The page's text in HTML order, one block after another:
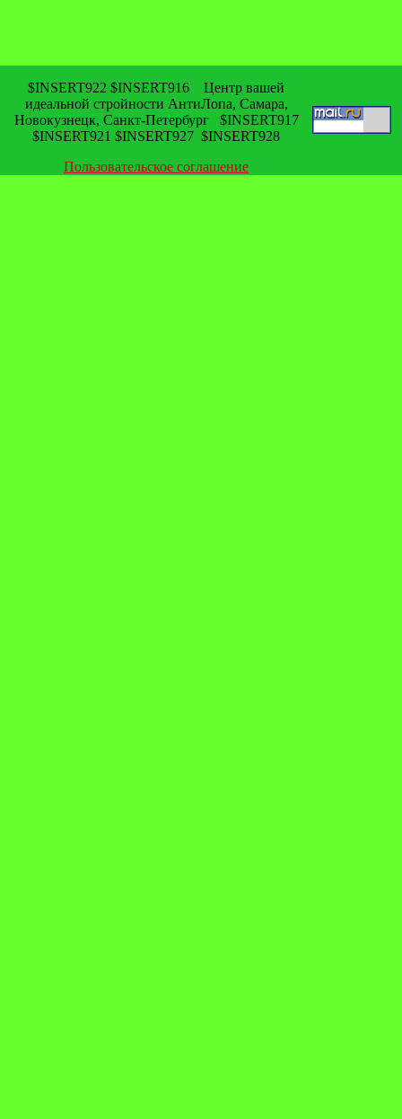
$INSERT922 $INSERT916 Центр вашей
идеальной стройности АнтиЛопа, Самара,
Новокузнецк, Санкт-Петербург $INSERT917
$INSERT921 $INSERT927 $INSERT928
Пользовательское соглашение